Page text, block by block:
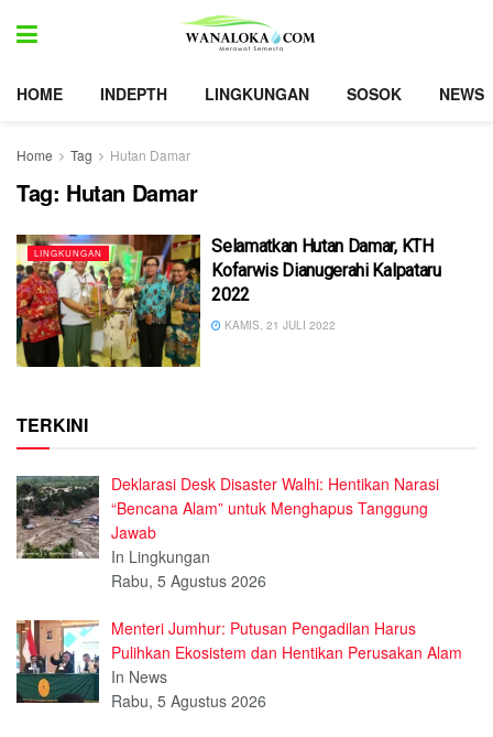
HOME INDEPTH LINGKUNGAN SOSOK NEWS
Home Tag Hutan Damar
Tag: Hutan Damar
LINGKUNGAN
Selamatkan Hutan Damar, KTH
Kofarwis Dianugerahi Kalpataru
2022
KAMIS, 21 JULI 2022
TERKINI
Deklarasi Desk Disaster Walhi: Hentikan Narasi
“Bencana Alam” untuk Menghapus Tanggung
Jawab
In Lingkungan
Rabu, 5 Agustus 2026
Menteri Jumhur: Putusan Pengadilan Harus
Pulihkan Ekosistem dan Hentikan Perusakan Alam
In News
Rabu, 5 Agustus 2026